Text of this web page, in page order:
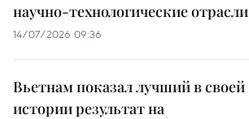
научно-технологические отрасли
14/07/2026 09:36
Вьетнам показал лучший в своей
истории результат на